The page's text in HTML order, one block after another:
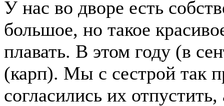
У нас во дворе есть
большое, но такое
плавать. В этом году (в
(карп). Мы с сестрой так
согласились их